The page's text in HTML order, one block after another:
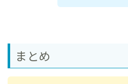
まとめ